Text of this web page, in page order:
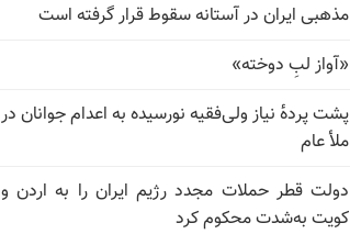
مذهبی ایران در آستانه سقوط قرار گرفته است
«آواز لبِ دوخته»
پشت پرده‌ٔ نیاز ولی‌فقیه نورسیده به اعدام جوانان در
ملأ عام
دولت قطر حملات مجدد رژیم ایران را به اردن و
کویت به‌شدت محکوم کرد